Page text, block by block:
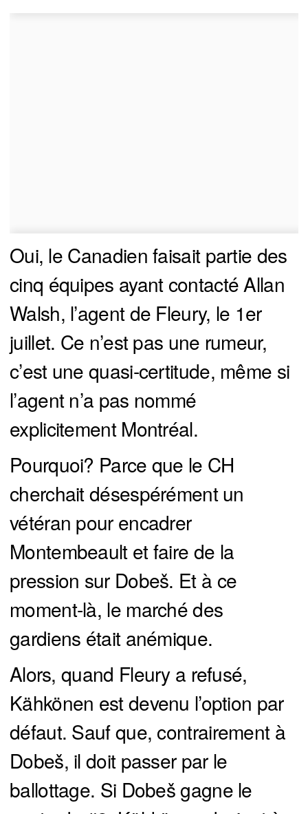
Oui, le Canadien faisait partie des
cinq équipes ayant contacté Allan
Walsh, l’agent de Fleury, le 1er
juillet. Ce n’est pas une rumeur,
c’est une quasi-certitude, même si
l’agent n’a pas nommé
explicitement Montréal.
Pourquoi? Parce que le CH
cherchait désespérément un
vétéran pour encadrer
Montembeault et faire de la
pression sur Dobeš. Et à ce
moment-là, le marché des
gardiens était anémique.
Alors, quand Fleury a refusé,
Kähkönen est devenu l’option par
défaut. Sauf que, contrairement à
Dobeš, il doit passer par le
ballottage. Si Dobeš gagne le